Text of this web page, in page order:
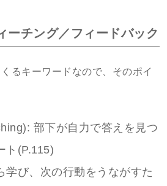
ーチング／フィードバック
るキーワードなので、そのポイ
部下が自力で答えを見つ
ト(P.115)
学び、次の行動をうながすた